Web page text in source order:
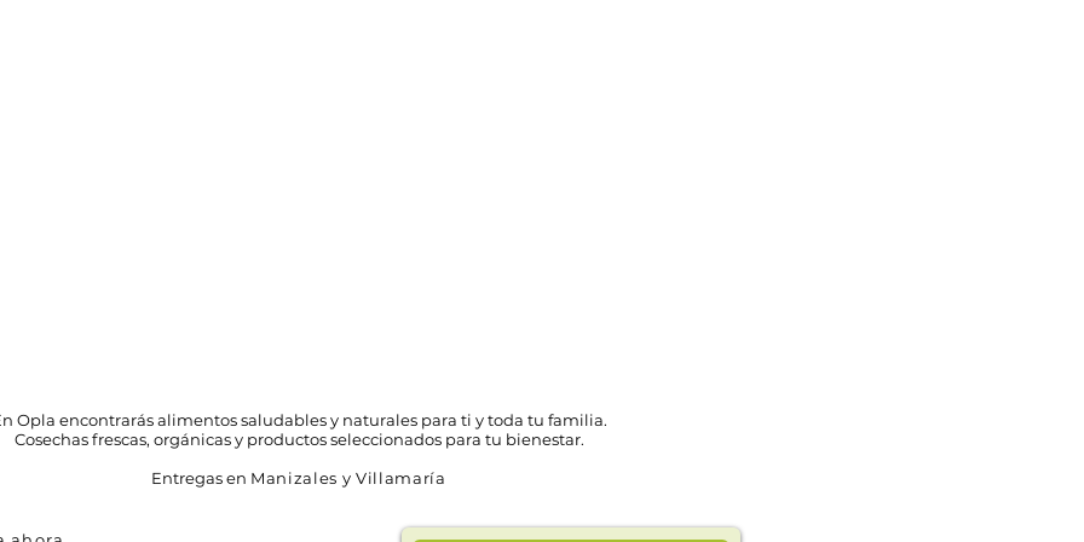
Opla encontrarás alimentos saludables y naturales para ti y toda tu familia.
Cosechas frescas, orgánicas y productos seleccionados para tu bienestar.
Entregas en Manizales y Villamaría